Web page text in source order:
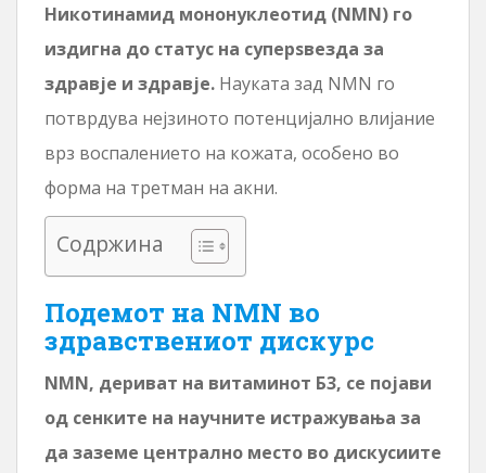
Никотинамид мононуклеотид (NMN) го
издигна до статус на суперѕвезда за
здравје и здравје. Науката зад NMN го
потврдува нејзиното потенцијално влијание
врз воспалението на кожата, особено во
форма на третман на акни.
Содржина
Подемот на NMN во
здравствениот дискурс
NMN, дериват на витаминот Б3, се појави
од сенките на научните истражувања за
да заземе централно место во дискусиите